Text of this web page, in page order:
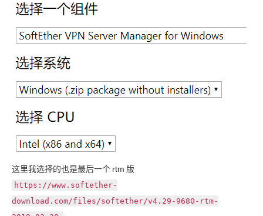
这里我选择的也是最后一个 rtm 版
https://www.softether-
download.com/files/softether/v4.29-9680-rtm-